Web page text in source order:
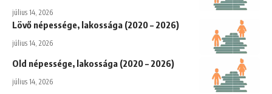
július 14, 2026
Lövő népessége, lakossága (2020 – 2026)
július 14, 2026
Old népessége, lakossága (2020 – 2026)
július 14, 2026